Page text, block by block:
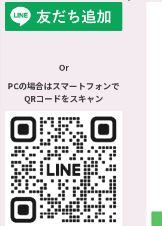
Or
PCの場合はスマートフォンで
QRコードをスキャン